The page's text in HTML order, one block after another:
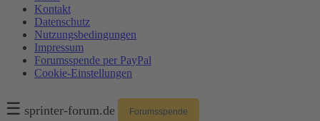
Kontakt
Datenschutz
Nutzungsbedingungen
Impressum
Forumsspende per PayPal
Cookie-Einstellungen
☰ sprinter-forum.de Forumsspende